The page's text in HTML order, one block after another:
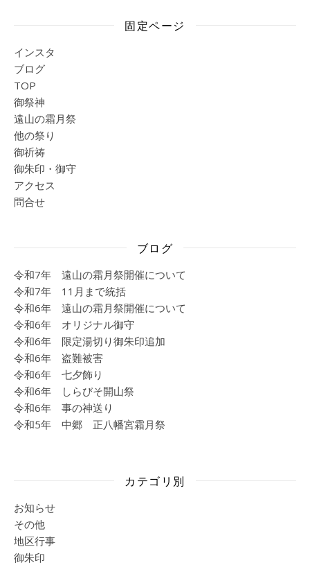
固定ページ
インスタ
ブログ
TOP
御祭神
遠山の霜月祭
他の祭り
御祈祷
御朱印・御守
アクセス
問合せ
ブログ
令和7年 遠山の霜月祭開催について
令和7年 11月まで統括
令和6年 遠山の霜月祭開催について
令和6年 オリジナル御守
令和6年 限定湯切り御朱印追加
令和6年 盗難被害
令和6年 七夕飾り
令和6年 しらびそ開山祭
令和6年 事の神送り
令和5年 中郷 正八幡宮霜月祭
カテゴリ別
お知らせ
その他
地区行事
御朱印